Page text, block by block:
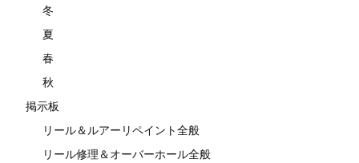
冬
夏
春
秋
掲示板
リール＆ルアーリペイント全般
リール修理＆オーバーホール全般